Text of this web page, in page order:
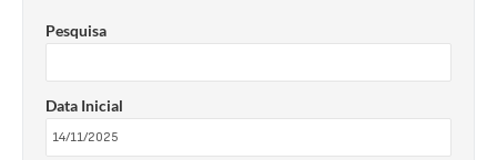
Pesquisa
Data Inicial